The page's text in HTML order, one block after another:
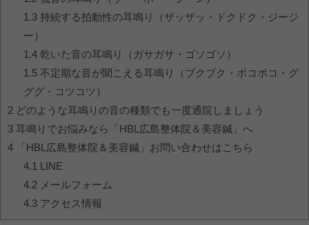
1.3持続する拍動性の耳鳴り（ザッザッ・ドクドク・ジージ
ー）
1.4乾いた音の耳鳴り（ガサガサ・ゴソゴソ）
1.5不定期な音が聞こえる耳鳴り（ブクブク・ポコポコ・グ
ググ・コツコツ）
2 どのような耳鳴りの音の種類でも一度通院しましょう
3 耳鳴りでお悩みなら「HBL広島整体院＆美容鍼」へ
4 「HBL広島整体院＆美容鍼」お問い合わせはこちら
4.1 LINE
4.2メールフォーム
4.3アクセス情報